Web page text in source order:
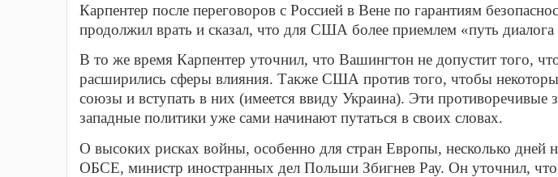
Карпентер после переговоров с Россией в Вене по гарантиям
продолжил врать и сказал, что для США более приемлем «путь диалога
В то же время Карпентер уточнил, что Вашингтон не допустит того,
расширились сферы влияния. Также США против того, чтобы
союзы и вступать в них (имеется ввиду Украина). Эти противоречивые
западные политики уже сами начинают путаться в своих словах.
О высоких рисках войны, особенно для стран Европы, несколько дней
ОБСЕ, министр иностранных дел Польши Збигнев Рау. Он уточнил, что